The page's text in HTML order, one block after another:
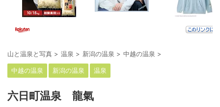
山と温泉と写真 > 温泉 > 新潟の温泉 > 中越の温泉 >
中越の温泉 新潟の温泉 温泉
六日町温泉 龍氣